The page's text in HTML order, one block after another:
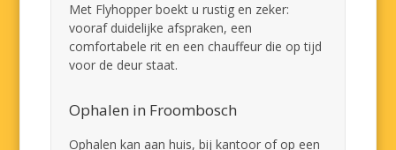
Met Flyhopper boekt u rustig en zeker:
vooraf duidelijke afspraken, een
comfortabele rit en een chauffeur die op tijd
voor de deur staat.
Ophalen in Froombosch
Ophalen kan aan huis, bij kantoor of op een